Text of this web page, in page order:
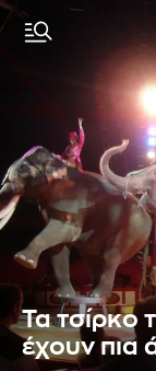
Τα τσίρκο
έχουν πια